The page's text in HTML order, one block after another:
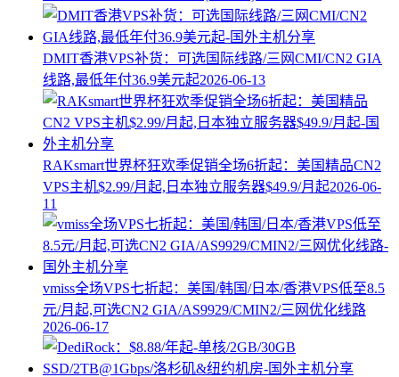
DMIT香港VPS补货：可选国际线路/三网CMI/CN2 GIA
线路,最低年付36.9美元起2026-06-13
RAKsmart世界杯狂欢季促销全场6折起：美国精品CN2
VPS主机$2.99/月起,日本独立服务器$49.9/月起2026-06-
11
vmiss全场VPS七折起：美国/韩国/日本/香港VPS低至8.5
元/月起,可选CN2 GIA/AS9929/CMIN2/三网优化线路
2026-06-17